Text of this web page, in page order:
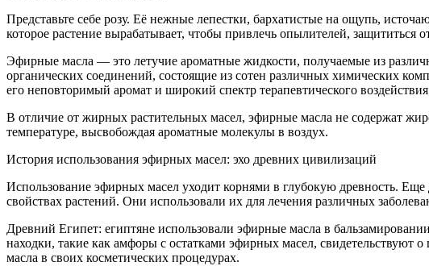
Представьте себе розу. Её нежные лепестки, бархатистые на ощупь,
которое растение вырабатывает, чтобы привлечь опылителей,
Эфирные масла — это летучие ароматные жидкости, получаемые из
органических соединений, состоящие из сотен различных химических
его неповторимый аромат и широкий спектр терапевтического
В отличие от жирных растительных масел, эфирные масла не содержат
температуре, высвобождая ароматные молекулы в воздух.
История использования эфирных масел: эхо древних цивилизаций
Использование эфирных масел уходит корнями в глубокую древность. Еще
свойствах растений. Они использовали их для лечения различных
Древний Египет: египтяне использовали эфирные масла в
находки, такие как амфоры с остатками эфирных масел, свидетельствуют
масла в своих косметических процедурах.